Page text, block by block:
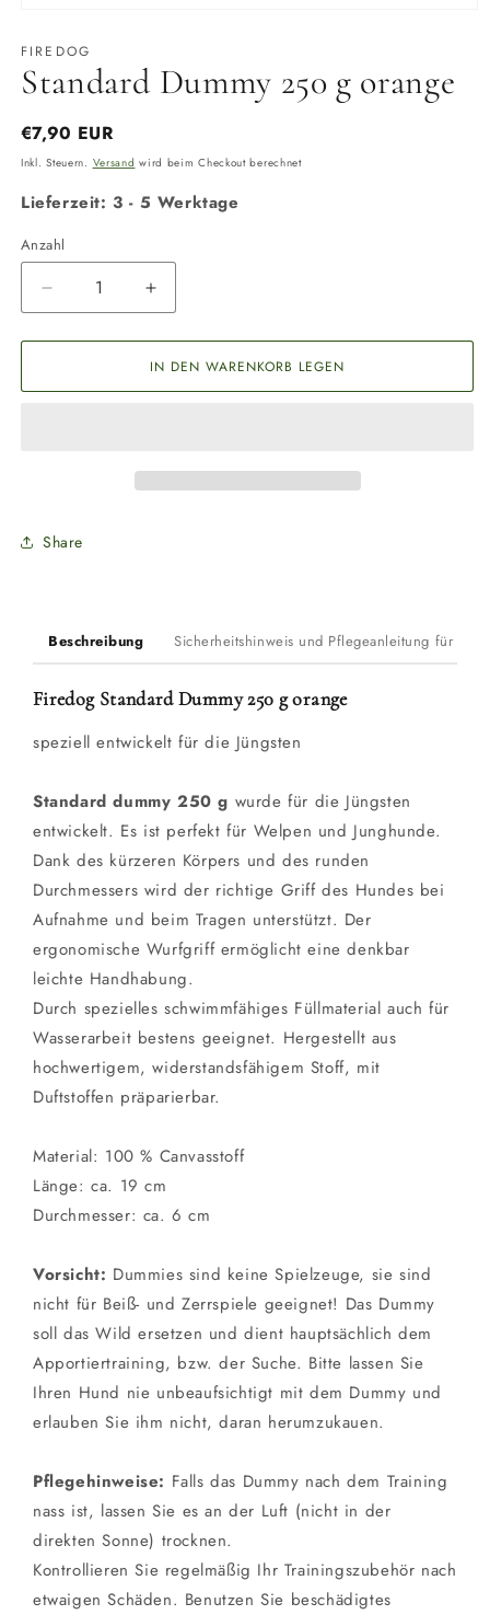
in
öffnen
FIREDOG
Standard Dummy 250 g orange
Normaler
Preis
€7,90 EUR
Inkl. Steuern. Versand wird beim Checkout berechnet
Lieferzeit: 3 - 5 Werktage
Anzahl
Anzahl
Verringere
die
Menge
Standard
Erhöhe
die
Menge
für
Standard
IN DEN WARENKORB LEGEN
Share
Beschreibung Sicherheitshinweis und Pflegeanleitung für
Firedog Standard Dummy 250 g orange
speziell entwickelt für die Jüngsten
Standard dummy 250 g wurde für die Jüngsten
entwickelt. Es ist perfekt für Welpen und Junghunde.
Dank des kürzeren Körpers und des runden
Durchmessers wird der richtige Griff des Hundes bei
Aufnahme und beim Tragen unterstützt. Der
ergonomische Wurfgriff ermöglicht eine denkbar
leichte Handhabung.
Durch spezielles schwimmfähiges Füllmaterial auch für
Wasserarbeit bestens geeignet. Hergestellt aus
hochwertigem, widerstandsfähigem Stoff, mit
Duftstoffen präparierbar.
Material: 100 % Canvasstoff
Länge: ca. 19 cm
Durchmesser: ca. 6 cm
Vorsicht: Dummies sind keine Spielzeuge, sie sind
nicht für Beiß- und Zerrspiele geeignet! Das Dummy
soll das Wild ersetzen und dient hauptsächlich dem
Apportiertraining, bzw. der Suche. Bitte lassen Sie
Ihren Hund nie unbeaufsichtigt mit dem Dummy und
erlauben Sie ihm nicht, daran herumzukauen.
Pflegehinweise: Falls das Dummy nach dem Training
nass ist, lassen Sie es an der Luft (nicht in der
direkten Sonne) trocknen.
Kontrollieren Sie regelmäßig Ihr Trainingszubehör nach
etwaigen Schäden. Benutzen Sie beschädigtes